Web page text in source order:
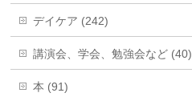
デイケア (242)
講演会、学会、勉強会など (40)
本 (91)